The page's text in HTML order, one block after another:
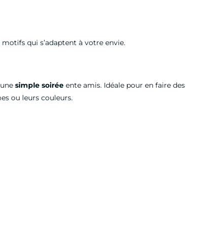
qui s’adaptent à votre envie.
simple soirée ente amis. Idéale pour en faire des
ou leurs couleurs.